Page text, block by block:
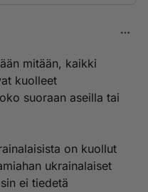
mitään, kaikki
kuolleet
suoraan aseilla tai
on kuollut
ukrainalaiset
ei tiedetä